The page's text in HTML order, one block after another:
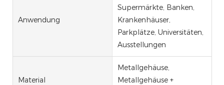
Anwendung
Supermärkte, Banken,
Krankenhäuser,
Parkplätze, Universitäten,
Ausstellungen
Material
Metallgehäuse,
Metallgehäuse +